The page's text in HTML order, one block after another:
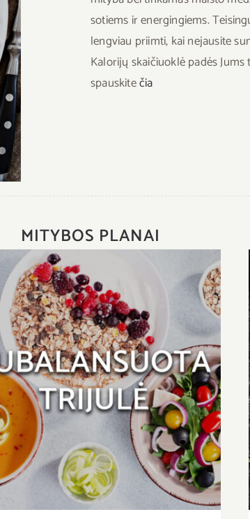
d.d.)
sotiems ir energingiems.
lengviau priimti, kai nejausite
Kalorijų skaičiuoklė padės
spauskitečia
MITYBOS PLANAI